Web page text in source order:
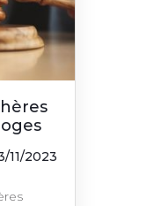
11/2023